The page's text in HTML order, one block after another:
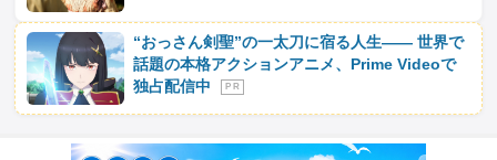
“おっさん剣聖”の一太刀に宿る人生―― 世界で
話題の本格アクションアニメ、Prime Videoで
独占配信中
P R